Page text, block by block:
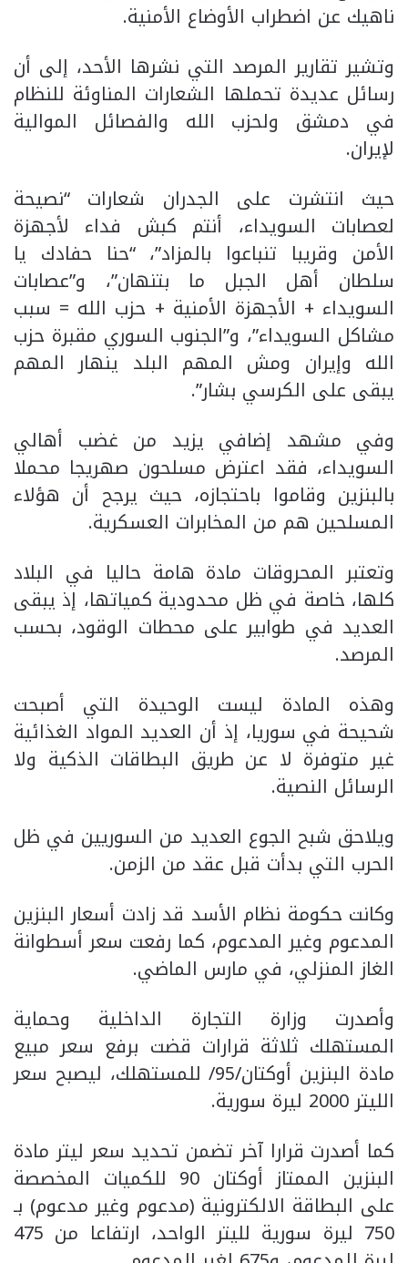
ناهيك عن اضطراب الأوضاع الأمنية.
وتشير تقارير المرصد التي نشرها الأحد، إلى أن
رسائل عديدة تحملها الشعارات المناوئة للنظام
في دمشق ولحزب الله والفصائل الموالية
لإيران.
حيث انتشرت على الجدران شعارات “نصيحة
لعصابات السويداء، أنتم كبش فداء لأجهزة
الأمن وقريبا تنباعوا بالمزاد”، “حنا حفادك يا
سلطان أهل الجبل ما بتنهان”، و”عصابات
السويداء + الأجهزة الأمنية + حزب الله = سبب
مشاكل السويداء”، و”الجنوب السوري مقبرة حزب
الله وإيران ومش المهم البلد ينهار المهم
يبقى على الكرسي بشار”.
وفي مشهد إضافي يزيد من غضب أهالي
السويداء، فقد اعترض مسلحون صهريجا محملا
بالبنزين وقاموا باحتجازه، حيث يرجح أن هؤلاء
المسلحين هم من المخابرات العسكرية.
وتعتبر المحروقات مادة هامة حاليا في البلاد
كلها، خاصة في ظل محدودية كمياتها، إذ يبقى
العديد في طوابير على محطات الوقود، بحسب
المرصد.
وهذه المادة ليست الوحيدة التي أصبحت
شحيحة في سوريا، إذ أن العديد المواد الغذائية
غير متوفرة لا عن طريق البطاقات الذكية ولا
الرسائل النصية.
ويلاحق شبح الجوع العديد من السوريين في ظل
الحرب التي بدأت قبل عقد من الزمن.
وكانت حكومة نظام الأسد قد زادت أسعار البنزين
المدعوم وغير المدعوم، كما رفعت سعر أسطوانة
الغاز المنزلي، في مارس الماضي.
وأصدرت وزارة التجارة الداخلية وحماية
المستهلك ثلاثة قرارات قضت برفع سعر مبيع
مادة البنزين أوكتان/95/ للمستهلك، ليصبح سعر
الليتر 2000 ليرة سورية.
كما أصدرت قرارا آخر تضمن تحديد سعر ليتر مادة
البنزين الممتاز أوكتان 90 للكميات المخصصة
على البطاقة الالكترونية (مدعوم وغير مدعوم) بـ
750 ليرة سورية لليتر الواحد، ارتفاعا من 475